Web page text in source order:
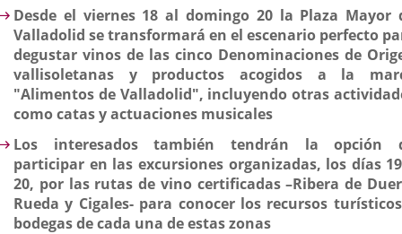
Desde el viernes 18 al domingo 20 la Plaza Mayor
Valladolid se transformará en el escenario perfecto
degustar vinos de las cinco Denominaciones de
vallisoletanas y productos acogidos a la
"Alimentos de Valladolid", incluyendo otras
como catas y actuaciones musicales
Los interesados también tendrán la opción
participar en las excursiones organizadas, los días
20, por las rutas de vino certificadas –Ribera de
Rueda y Cigales- para conocer los recursos
bodegas de cada una de estas zonas